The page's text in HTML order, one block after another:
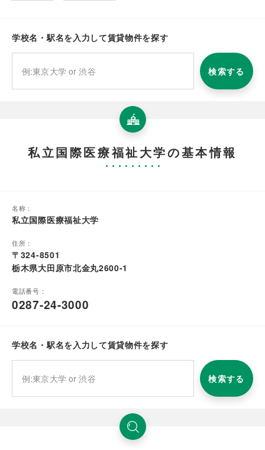
学校名・駅名を入力して賃貸物件を探す
検索する
私立国際医療福祉大学の基本情報
名称：
私立国際医療福祉大学
住所：
〒324-8501
栃木県大田原市北金丸2600-1
電話番号：
0287-24-3000
学校名・駅名を入力して賃貸物件を探す
検索する